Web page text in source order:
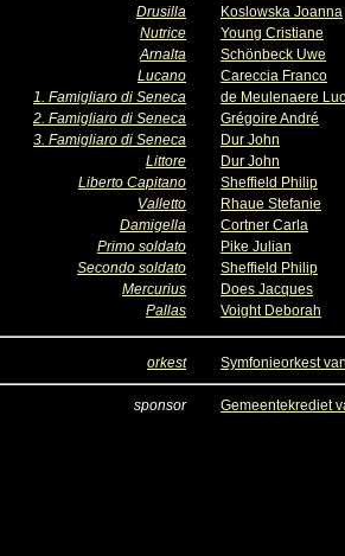
Drusilla
Koslowska Joanna
Nutrice
Young Cristiane
Arnalta
Schönbeck Uwe
Lucano
Careccia Franco
1. Famigliaro di Seneca
de Meulenaere Luc
2. Famigliaro di Seneca
Grégoire André
3. Famigliaro di Seneca
Dur John
Littore
Dur John
Liberto Capitano
Sheffield Philip
Valletto
Rhaue Stefanie
Damigella
Cortner Carla
Primo soldato
Pike Julian
Secondo soldato
Sheffield Philip
Mercurius
Does Jacques
Pallas
Voight Deborah
orkest Symfonieorkest
sponsor Gemeentekrediet